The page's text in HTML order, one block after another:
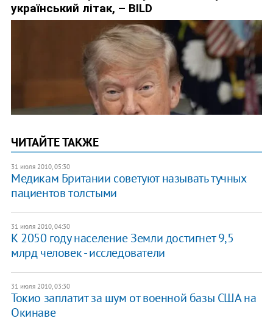
ЧИТАЙТЕ ТАКЖЕ
31 июля 2010, 05:30
Медикам Британии советуют называть тучных
пациентов толстыми
31 июля 2010, 04:30
К 2050 году население Земли достигнет 9,5
млрд человек - исследователи
31 июля 2010, 03:30
Токио заплатит за шум от военной базы США на
Окинаве